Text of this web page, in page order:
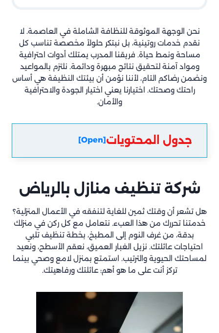
نحن الوجهة الموثوقة للنظافة الشاملة في العاصمة. لا
نقدم خدمات روتينية، بل نبتكر حلولاً مخصصة تناسب كل
مساحة ونمط حياة. فريقنا المدرب يمتلك أدوات احترافية
ومواد آمنة لتحقيق نتائج مبهرة ودائمة. نلتزم بالمواعيد
ونضمن رضاكم التام، لأننا نؤمن أن بيئتك النظيفة هي أساس
راحتك وصحتك. اختيارنا يعني اختيار الجودة والاحترافية
والأمان.
جدول المحتويات[Open]
شركة تنظيف منازل بالرياض
هل تشعر أن وقتك ثمين للغاية لتنفقه في الأعمال المنزلية؟
خدمتنا تحررك من هذا العبء. نتعامل مع كل ركن في منزلك
بدقة، من غرف النوم إلى المطبخ، بخطة تنظيف تلبي
احتياجات عائلتك. نزيل الغبار العميق، نعقم الأسطح، ونعيد
لمساحتك الحيوية والترتيب. استمتع بمنزل لامع وصحي بينما
تركز أنت على ما هو أهم: عائلتك ورفاهيتك.